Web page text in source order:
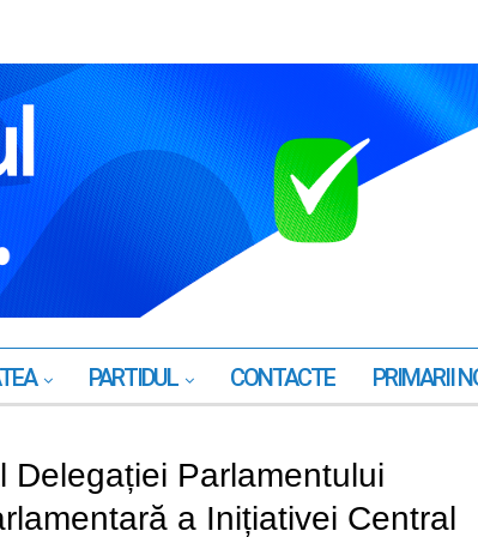
PARTIDUL CONTACTE PRIMARII
Parlamentului
a Inițiativei Central